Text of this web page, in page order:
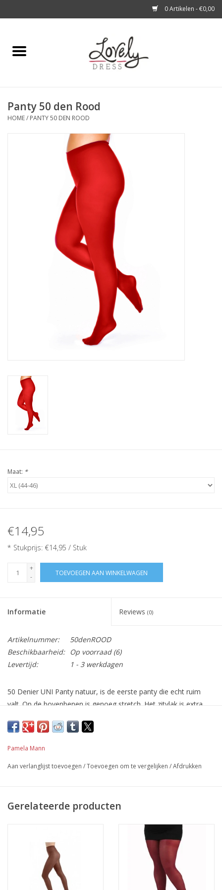
0 Artikelen - €0,00
Home
A story about
Panty 50 den Rood
HOME/ PANTY 50 DEN ROOD
Maat: *
€14,95
* Stukprijs: €14,95 / Stuk
+
-
TOEVOEGEN AAN WINKELWAGEN
Informatie Reviews (0)
Artikelnummer:
50denROOD
Beschikbaarheid:
Op voorraad(6)
Levertijd:
1 - 3 werkdagen
50 Denier UNI Panty natuur, is de eerste panty die echt ruim
valt. Op de bovenbenen is genoeg stretch. Het zitvlak is extra
Het kruisje is gemaakt van katoen. De panty is ook geschikt
Kwaliteit: 86% nylon, 14% elasthan.
Pamela Mann is DE specialist in het maken van Plus Size panty’s.
Ze zijn er als eerste Panty producent in geslaagd een panty te
maken welke ECHT ruim valt en niet afzakt! Hierdoor heeft
Pamela Mann in een korte tijd de Grote maten wereld veroverd.
De panty wordt verkocht in toonaangevende Plus Size Fashion
stores en online webshops voor de vrouw met een maatje
meer. In Engeland is de design afdeling druk aan het werk om
Pamela Mann
Aan verlanglijst toevoegen /Toevoegen om te vergelijken /Afdrukken
Gerelateerde producten